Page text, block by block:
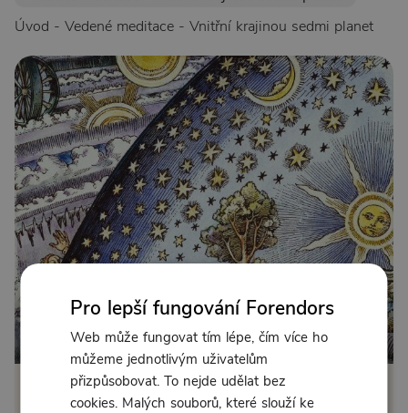
Úvod - Vedené meditace - Vnitřní krajinou sedmi planet
Klikněte pro odemčení
Pro lepší fungování Forendors
Web může fungovat tím lépe, čím více ho
můžeme jednotlivým uživatelům
přizpůsobovat. To nejde udělat bez
cookies. Malých souborů, které slouží ke